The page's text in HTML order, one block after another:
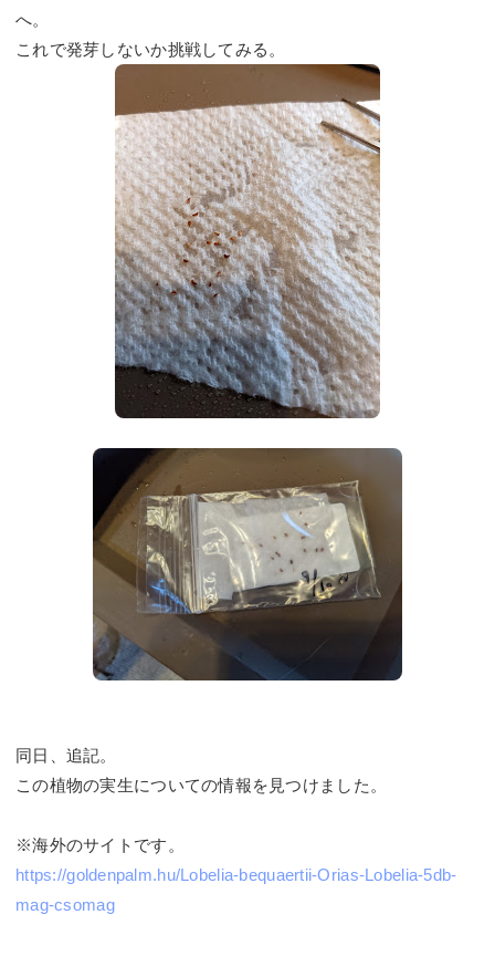
へ。
これで発芽しないか挑戦してみる。
同日、追記。
この植物の実生についての情報を見つけました。
※海外のサイトです。
https://goldenpalm.hu/Lobelia-bequaertii-Orias-Lobelia-5db-
mag-csomag